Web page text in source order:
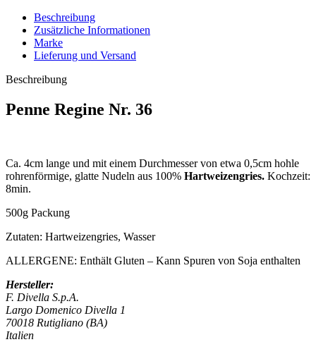
Beschreibung
Zusätzliche Informationen
Marke
Lieferung und Versand
Beschreibung
Penne Regine Nr. 36
Ca. 4cm lange und mit einem Durchmesser von etwa 0,5cm hohle
rohrenförmige, glatte Nudeln aus 100% Hartweizengries. Kochzeit:
8min.
500g Packung
Zutaten: Hartweizengries, Wasser
ALLERGENE: Enthält Gluten – Kann Spuren von Soja enthalten
Hersteller:
F. Divella S.p.A.
Largo Domenico Divella 1
70018 Rutigliano (BA)
Italien